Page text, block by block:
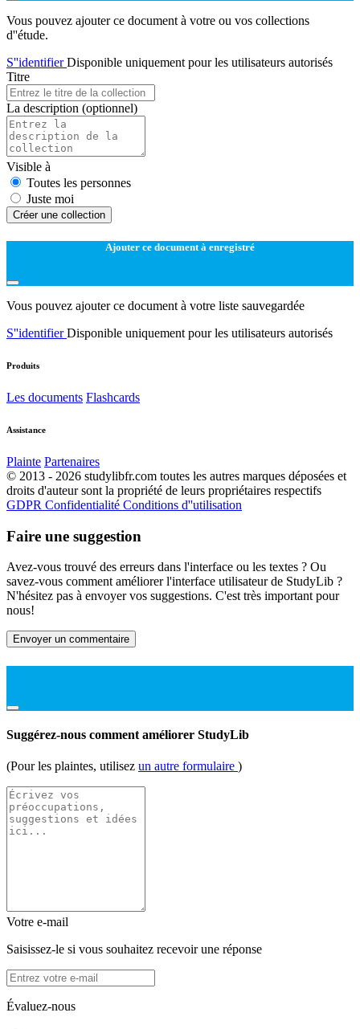
Vous pouvez ajouter ce document à votre ou vos collections
d''étude.
S''identifierDisponible uniquement pour les utilisateurs autorisés
Titre
La description (optionnel)
Visible à
Toutes les personnes
Juste moi
Créer une collection
Ajouter ce document à enregistré
Vous pouvez ajouter ce document à votre liste sauvegardée
S''identifierDisponible uniquement pour les utilisateurs autorisés
Produits
Les documents Flashcards
Assistance
Plainte Partenaires
© 2013 - 2026 studylibfr.com toutes les autres marques déposées et
droits d'auteur sont la propriété de leurs propriétaires respectifs
GDPR Confidentialité Conditions d''utilisation
Faire une suggestion
Avez-vous trouvé des erreurs dans l'interface ou les textes ? Ou
savez-vous comment améliorer l'interface utilisateur de StudyLib ?
N'hésitez pas à envoyer vos suggestions. C'est très important pour
nous!
Envoyer un commentaire
Suggérez-nous comment améliorer StudyLib
(Pour les plaintes, utilisez un autre formulaire )
Votre e-mail
Saisissez-le si vous souhaitez recevoir une réponse
Évaluez-nous